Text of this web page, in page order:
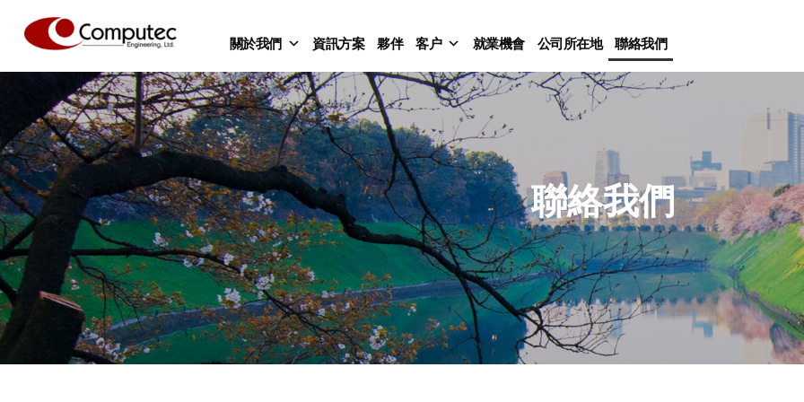
關於我們 資訊方案 夥伴 客户 就業機會 公司所在地 聯絡我們
聯絡我們